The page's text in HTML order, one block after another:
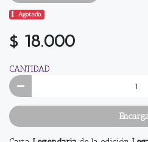
Agotado.
$ 18.000
CANTIDAD